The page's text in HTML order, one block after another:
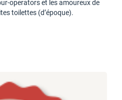
operators et les amoureux de
toilettes (d’époque).